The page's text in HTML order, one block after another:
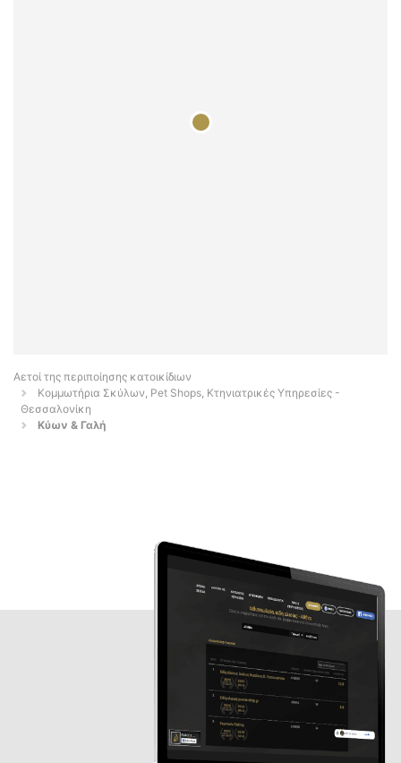
Αετοί της περιποίησης κατοικίδιων
Κομμωτήρια Σκύλων, Pet Shops, Κτηνιατρικές Υπηρεσίες -
Θεσσαλονίκη
Κύων & Γαλή